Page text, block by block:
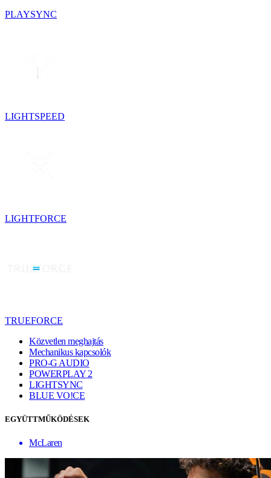
PLAYSYNC
LIGHTSPEED
LIGHTFORCE
TRUEFORCE
Közvetlen meghajtás
Mechanikus kapcsolók
PRO-G AUDIO
POWERPLAY 2
LIGHTSYNC
BLUE VO!CE
EGYÜTTMŰKÖDÉSEK
McLaren